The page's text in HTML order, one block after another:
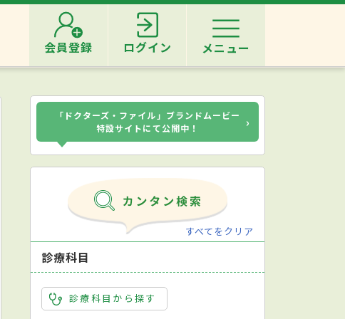
会員登録 ログイン メニュー
「ドクターズ・ファイル」ブランドムービー
特設サイトにて公開中！
›
すべてをクリア
診療科目
診療科目から探す